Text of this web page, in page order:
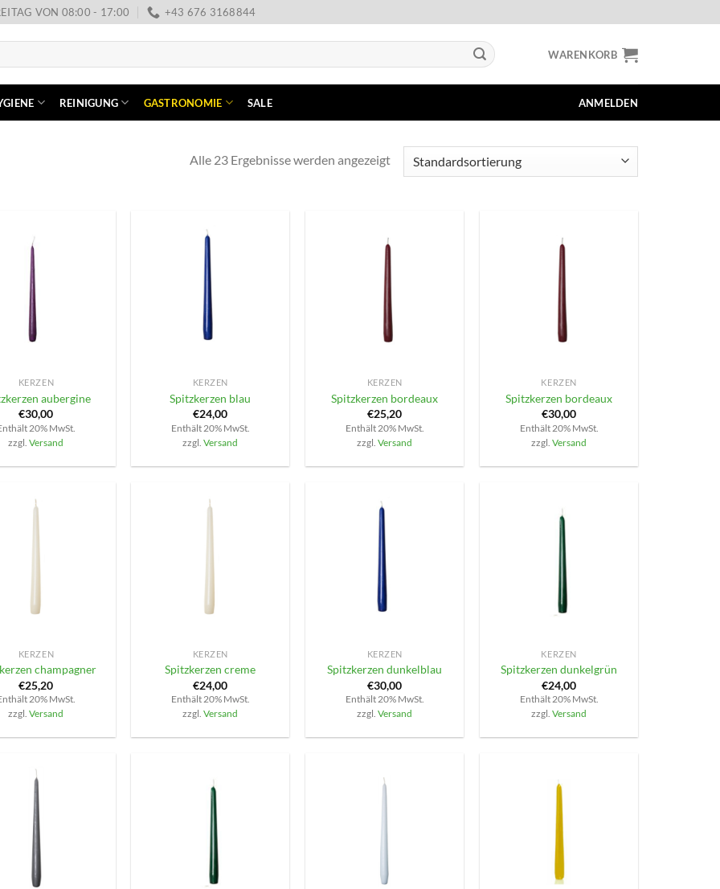
VON 08:00 - 17:00 +43 676 3168844
WARENKORB
REINIGUNG GASTRONOMIE SALE ANMELDEN
Alle 23 Ergebnisse werden angezeigt
KERZEN
aubergine
€30,00
20% MwSt.
zzgl.Versand
KERZEN
Spitzkerzen blau
€24,00
Enthält 20% MwSt.
zzgl.Versand
KERZEN
Spitzkerzen bordeaux
€25,20
Enthält 20% MwSt.
zzgl.Versand
KERZEN
Spitzkerzen bordeaux
€30,00
Enthält 20% MwSt.
zzgl.Versand
KERZEN
champagner
€25,20
20% MwSt.
zzgl.Versand
KERZEN
Spitzkerzen creme
€24,00
Enthält 20% MwSt.
zzgl.Versand
KERZEN
Spitzkerzen dunkelblau
€30,00
Enthält 20% MwSt.
zzgl.Versand
KERZEN
Spitzkerzen dunkelgrün
€24,00
Enthält 20% MwSt.
zzgl.Versand